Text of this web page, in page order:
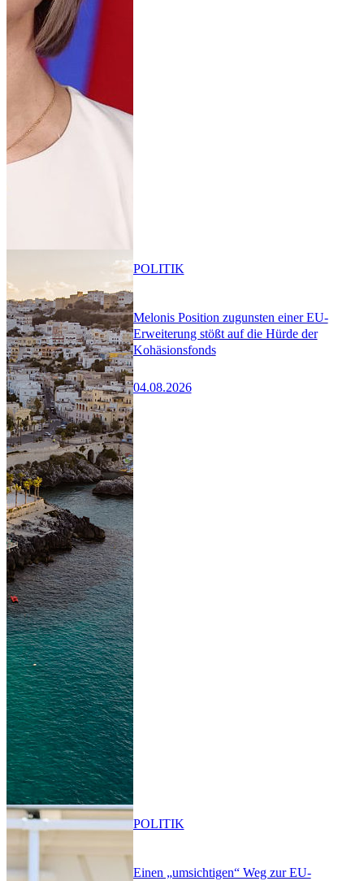
Melonis Position zugunsten einer EU-
Erweiterung stößt auf die Hürde der
Kohäsionsfonds
04.08.2026
POLITIK
Einen „umsichtigen“ Weg zur EU-
POLITIK